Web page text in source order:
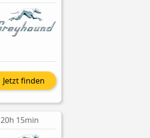
Jetzt finden
20h 15min